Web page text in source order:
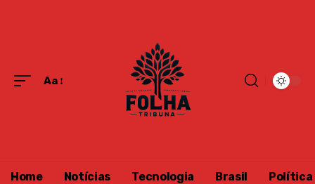
Aa
Home Notícias Tecnologia Brasil Política